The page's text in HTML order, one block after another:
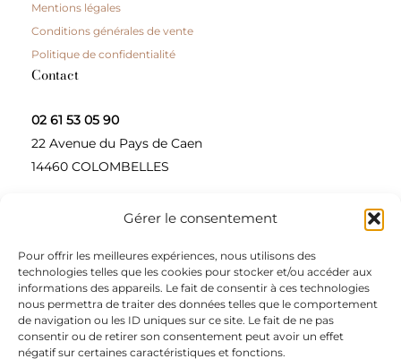
Gérer le consentement
Pour offrir les meilleures expériences, nous utilisons des
technologies telles que les cookies pour stocker et/ou accéder aux
informations des appareils. Le fait de consentir à ces technologies
nous permettra de traiter des données telles que le comportement
de navigation ou les ID uniques sur ce site. Le fait de ne pas
consentir ou de retirer son consentement peut avoir un effet
négatif sur certaines caractéristiques et fonctions.
Mentions légales
Conditions générales de vente
Politique de confidentialité
Contact
02 61 53 05 90
22 Avenue du Pays de Caen
14460 COLOMBELLES
Contactez-nous
A propos
Une entreprise à taille humaine, concepteur et
fournisseur de produits alimentaires et d’épices pour
les restaurateurs, dont le siège social est à Colombelles